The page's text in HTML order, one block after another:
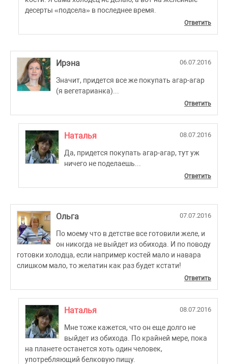
десерты «подсела» в последнее время.
Ответить
Ирэна 06.07.2016
Значит, придется все же покупать агар-агар
(я вегетарианка)...
Ответить
Наталья 08.07.2016
Да, придется покупать агар-агар, тут уж
ничего не поделаешь...
Ответить
Ольга 07.07.2016
По моему что в детстве все готовили желе, и
он никогда не выйдет из обихода. И по поводу
готовки холодца, если например костей мало и навара
слишком мало, то желатин как раз будет кстати!
Ответить
Наталья 08.07.2016
Мне тоже кажется, что он еще долго не
выйдет из обихода. По крайней мере, пока
на планете останется хоть один человек,
употребляющий белковую пищу.